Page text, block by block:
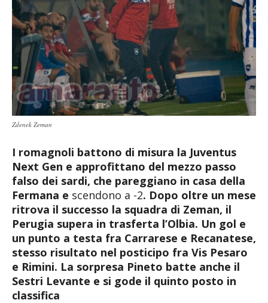
Zdenek Zeman
I romagnoli battono di misura la Juventus
Next Gen e approfittano del mezzo passo
falso dei sardi, che pareggiano in casa della
Fermana e scendono a -2. Dopo oltre un mese
ritrova il successo la squadra di Zeman, il
Perugia supera in trasferta l’Olbia. Un gol e
un punto a testa fra Carrarese e Recanatese,
stesso risultato nel posticipo fra Vis Pesaro
e Rimini. La sorpresa Pineto batte anche il
Sestri Levante e si gode il quinto posto in
classifica